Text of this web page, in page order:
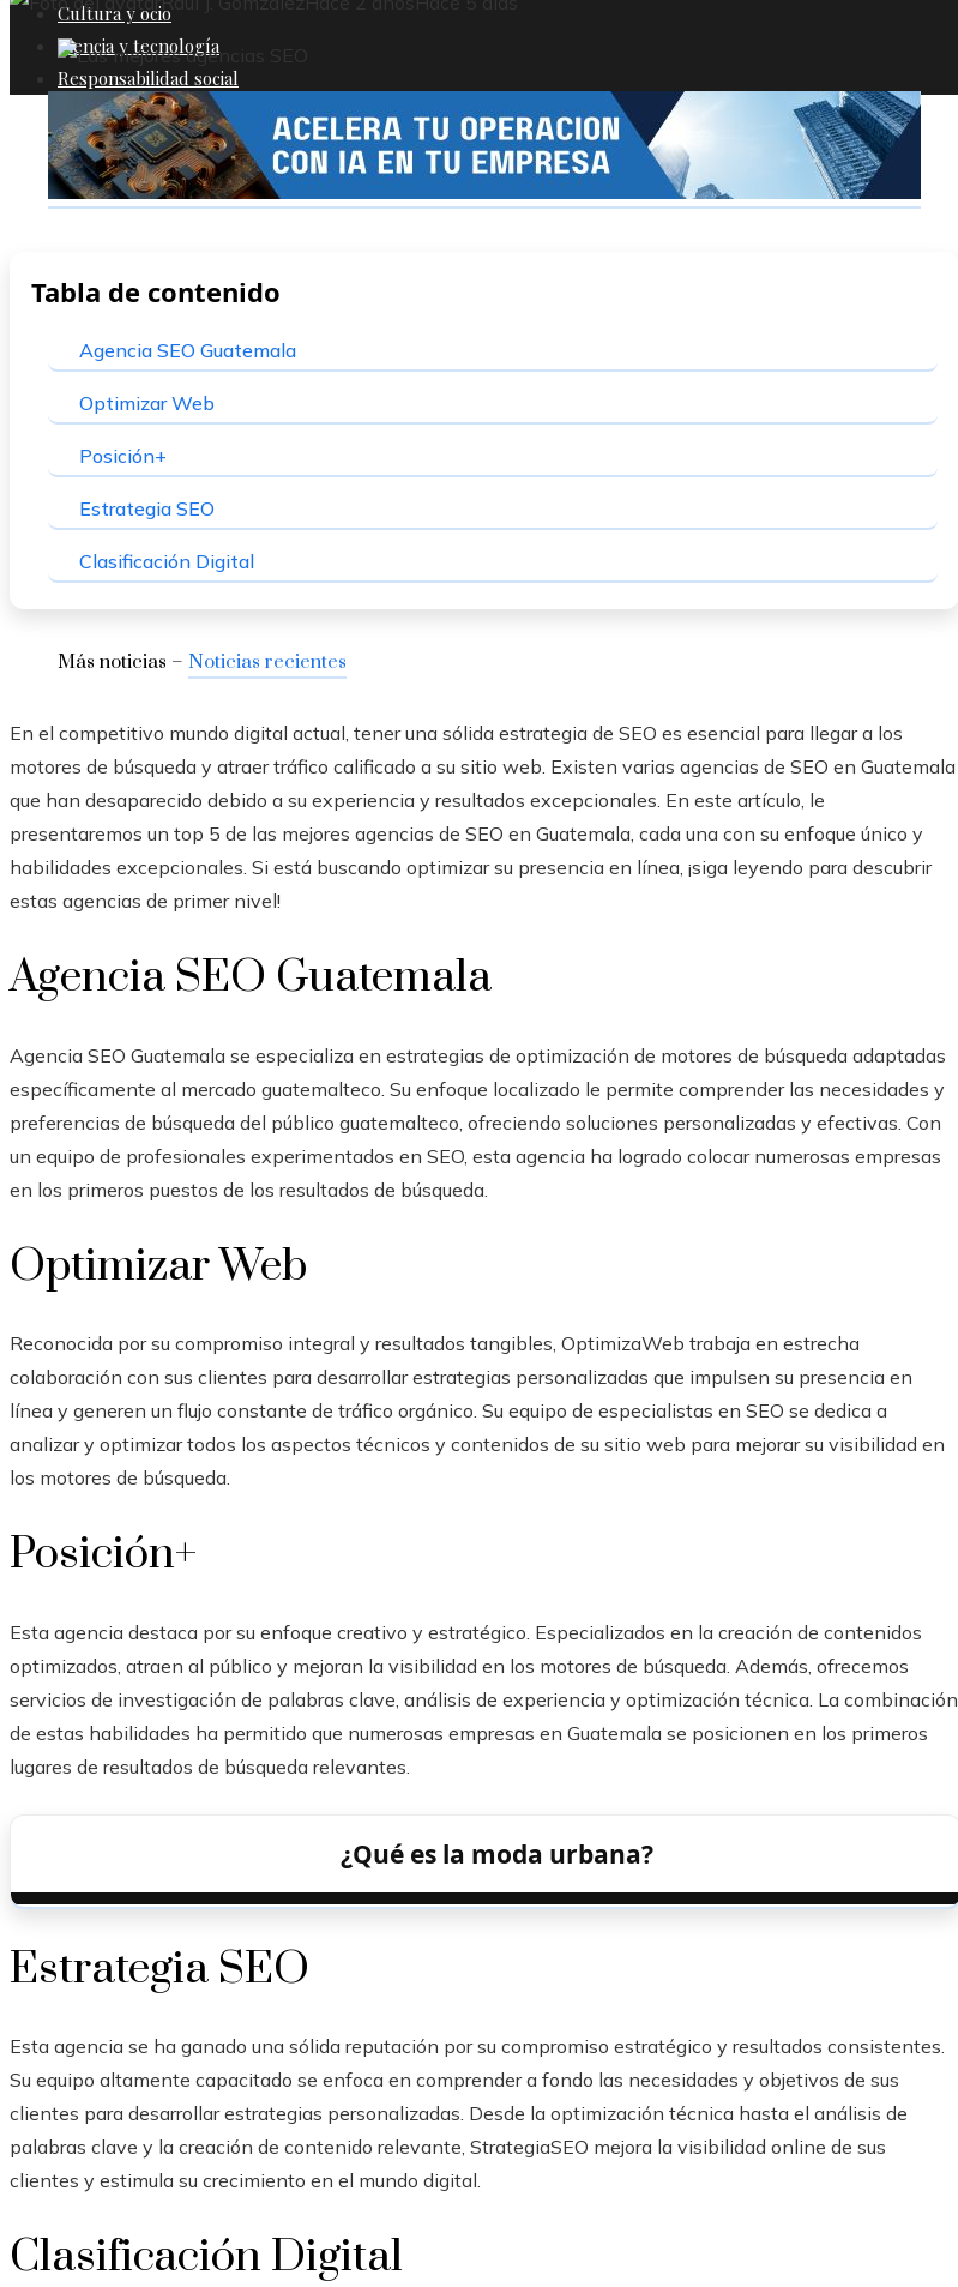
Cultura y ocio
Ciencia y tecnología
Responsabilidad social
Tabla de contenido
Agencia SEO Guatemala
Optimizar Web
Posición+
Estrategia SEO
Clasificación Digital
Más noticias – Noticias recientes
En el competitivo mundo digital actual, tener una sólida estrategia de SEO es esencial para llegar a los
motores de búsqueda y atraer tráfico calificado a su sitio web. Existen varias agencias de SEO en Guatemala
que han desaparecido debido a su experiencia y resultados excepcionales. En este artículo, le
presentaremos un top 5 de las mejores agencias de SEO en Guatemala, cada una con su enfoque único y
habilidades excepcionales. Si está buscando optimizar su presencia en línea, ¡siga leyendo para descubrir
estas agencias de primer nivel!
Agencia SEO Guatemala
Agencia SEO Guatemala se especializa en estrategias de optimización de motores de búsqueda adaptadas
específicamente al mercado guatemalteco. Su enfoque localizado le permite comprender las necesidades y
preferencias de búsqueda del público guatemalteco, ofreciendo soluciones personalizadas y efectivas. Con
un equipo de profesionales experimentados en SEO, esta agencia ha logrado colocar numerosas empresas
en los primeros puestos de los resultados de búsqueda.
Optimizar Web
Reconocida por su compromiso integral y resultados tangibles, OptimizaWeb trabaja en estrecha
colaboración con sus clientes para desarrollar estrategias personalizadas que impulsen su presencia en
línea y generen un flujo constante de tráfico orgánico. Su equipo de especialistas en SEO se dedica a
analizar y optimizar todos los aspectos técnicos y contenidos de su sitio web para mejorar su visibilidad en
los motores de búsqueda.
Posición+
Esta agencia destaca por su enfoque creativo y estratégico. Especializados en la creación de contenidos
optimizados, atraen al público y mejoran la visibilidad en los motores de búsqueda. Además, ofrecemos
servicios de investigación de palabras clave, análisis de experiencia y optimización técnica. La combinación
de estas habilidades ha permitido que numerosas empresas en Guatemala se posicionen en los primeros
lugares de resultados de búsqueda relevantes.
¿Qué es la moda urbana?
Estrategia SEO
Esta agencia se ha ganado una sólida reputación por su compromiso estratégico y resultados consistentes.
Su equipo altamente capacitado se enfoca en comprender a fondo las necesidades y objetivos de sus
clientes para desarrollar estrategias personalizadas. Desde la optimización técnica hasta el análisis de
palabras clave y la creación de contenido relevante, StrategiaSEO mejora la visibilidad online de sus
clientes y estimula su crecimiento en el mundo digital.
Clasificación Digital